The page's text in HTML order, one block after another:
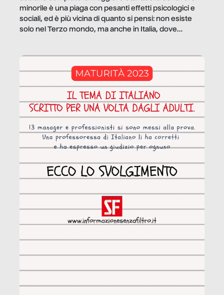
minorile è una piaga con pesanti effetti psicologici e
sociali, ed è più vicina di quanto si pensi: non esiste
solo nel Terzo mondo, ma anche in Italia, dove